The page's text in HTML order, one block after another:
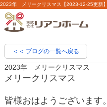
＜＜ ブログの一覧へ戻る
2023年 メリークリスマス
メリークリスマス
皆様おはようございます。